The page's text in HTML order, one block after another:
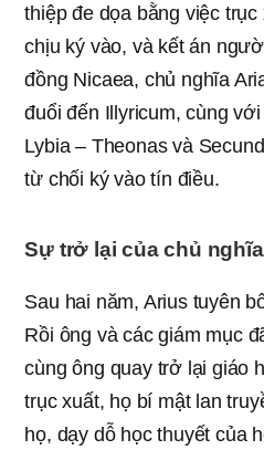
thiệp đe dọa bằng việc
chịu ký vào, và kết án
đồng Nicaea, chủ nghĩa
đuổi đến Illyricum, cùng
Lybia – Theonas và
từ chối ký vào tín điều.
Sự trở lại của chủ
Sau hai năm, Arius tuyên
Rồi ông và các giám mục
cùng ông quay trở lại giáo
trục xuất, họ bí mật lan
họ, dạy dỗ học thuyết của